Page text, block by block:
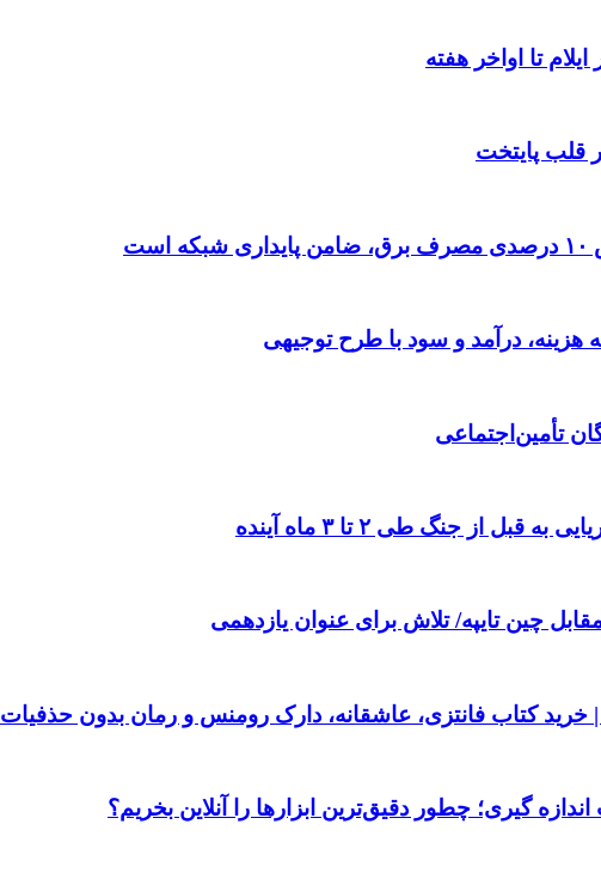
قلب پایتخت
هزینه، درآمد و سود با طرح توجیهی
از جنگ طی ۲ تا ۳ ماه آینده
چین تایپه/ تلاش برای عنوان یازدهمی
گیری؛ چطور دقیق‌ترین ابزارها را آنلاین بخریم؟